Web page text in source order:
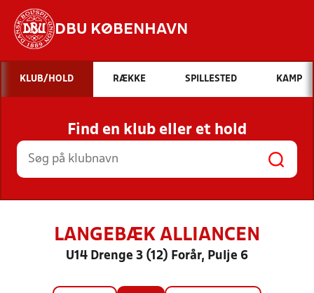
DBU KØBENHAVN
Hvad vil du søge efter?
INDHOLD OG NYHEDER
STILLINGER, RESULTATER, KLUBBER OG
HOLD
KLUB/HOLD RÆKKE SPILLESTED KAMP
Find en klub eller et hold
LANGEBÆK ALLIANCEN
U14 Drenge 3 (12) Forår, Pulje 6